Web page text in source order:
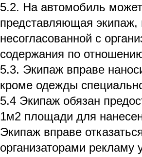
5.2. На автомобиль
представляющая экипаж,
несогласованной с
содержания по
5.3. Экипаж вправе
кроме одежды
5.4 Экипаж обязан
1м2 площади для
Экипаж вправе
организаторами рекламу